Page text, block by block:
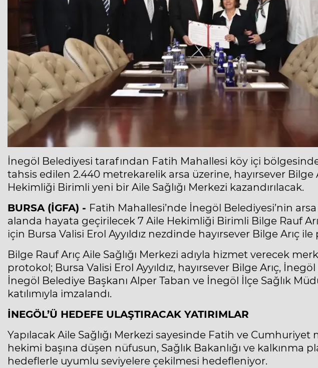
İnegöl Belediyesi tarafından Fatih Mahallesi köy içi
tahsis edilen 2.440 metrekarelik arsa üzerine, hayırsever Bilge
Hekimliği Birimli yeni bir Aile Sağlığı Merkezi kazandırılacak.
BURSA (İGFA) - Fatih Mahallesi’nde İnegöl Belediyesi’nin
alanda hayata geçirilecek 7 Aile Hekimliği Birimli Bilge Rauf
için Bursa Valisi Erol Ayyıldız nezdinde hayırsever Bilge Arıç
Bilge Rauf Arıç Aile Sağlığı Merkezi adıyla hizmet verecek
protokol; Bursa Valisi Erol Ayyıldız, hayırsever Bilge Arıç,
İnegöl Belediye Başkanı Alper Taban ve İnegöl İlçe Sağlık
katılımıyla imzalandı.
İNEGÖL’Ü HEDEFE ULAŞTIRACAK YATIRIMLAR
Yapılacak Aile Sağlığı Merkezi sayesinde Fatih ve
hekimi başına düşen nüfusun, Sağlık Bakanlığı ve kalkınma
hedeflerle uyumlu seviyelere çekilmesi hedefleniyor.